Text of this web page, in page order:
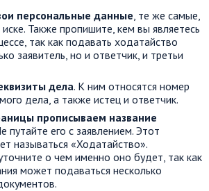
персональные данные, те же самые,
Также пропишите, кем вы являетесь
так как подавать ходатайство
заявитель, но и ответчик, и третьи
дела. К ним относятся номер
дела, а также истец и ответчик.
прописываем название
путайте его с заявлением. Этот
называться «Ходатайство».
о чем именно оно будет, так как
может подаваться несколько